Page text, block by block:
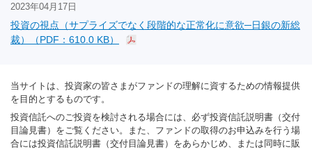
2023年04月17日
投資の視点（サプライズでなく段階的な正常化に意欲─日銀の新総
裁）（PDF：610.0 KB）
当サイトは、投資家の皆さまがファンドの理解に資するための情報提供
を目的とするものです。
投資信託へのご投資を検討される場合には、必ず投資信託説明書（交付
目論見書）をご覧ください。また、ファンドの取得のお申込みを行う場
合には投資信託説明書（交付目論見書）をあらかじめ、または同時に販